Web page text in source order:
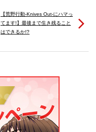
【荒野行動-Knives Out-にハマっ
てます!】最後まで生き残ること
はできるか!?